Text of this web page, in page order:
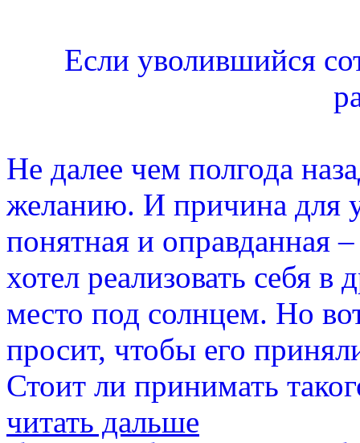
Если уволившийся
Не далее чем полгода
желанию. И причина для
понятная и оправданная
хотел реализовать себя
место под солнцем. Но
просит, чтобы его
Стоит ли принимать
читать дальше